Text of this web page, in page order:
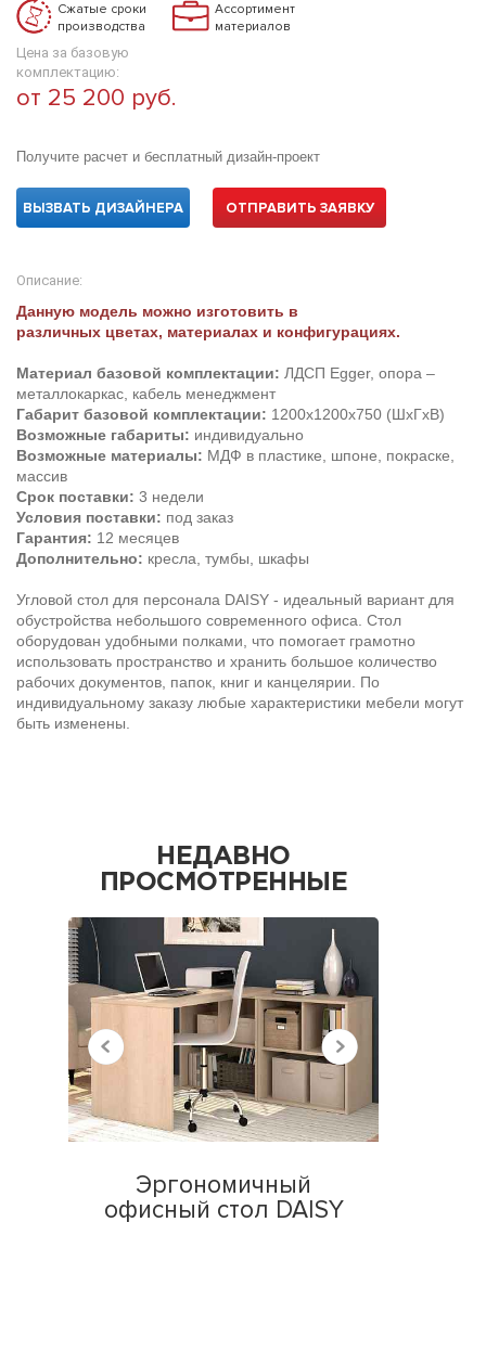
Сжатые сроки
производства
Ассортимент
материалов
Цена за базовую
комплектацию:
от 25 200 руб.
Получите расчет и бесплатный дизайн-проект
ВЫЗВАТЬ ДИЗАЙНЕРА ОТПРАВИТЬ ЗАЯВКУ
Описание:
Данную модель можно изготовить в
различных цветах, материалах и конфигурациях.
Материал базовой комплектации: ЛДСП Egger, опора –
металлокаркас, кабель менеджмент
Габарит базовой комплектации: 1200х1200х750 (ШхГхВ)
Возможные габариты: индивидуально
Возможные материалы: МДФ в пластике, шпоне, покраске,
массив
Срок поставки: 3 недели
Условия поставки: под заказ
Гарантия: 12 месяцев
Дополнительно: кресла, тумбы, шкафы
Угловой стол для персонала DAISY - идеальный вариант для
обустройства небольшого современного офиса. Стол
оборудован удобными полками, что помогает грамотно
использовать пространство и хранить большое количество
рабочих документов, папок, книг и канцелярии. По
индивидуальному заказу любые характеристики мебели могут
быть изменены.
НЕДАВНО
ПРОСМОТРЕННЫЕ
Эргономичный
офисный стол DAISY